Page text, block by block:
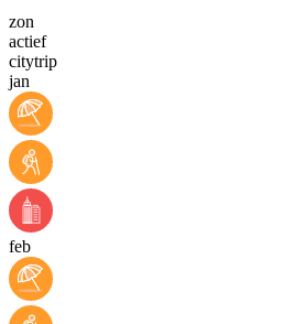
zon
actief
citytrip
jan
feb